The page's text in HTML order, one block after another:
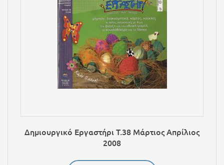
Δημιουργικό Εργαστήρι Τ.38 Μάρτιος Απρίλιος
2008